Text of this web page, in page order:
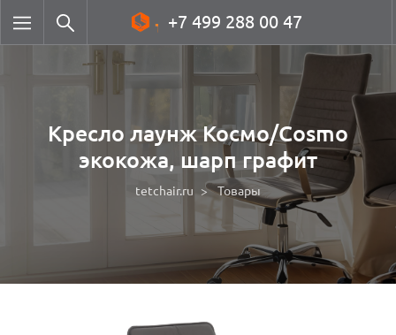
+7 499 288 00 47
Кресло лаунж Космо/Cosmo
экокожа, шарп графит
tetchair.ru Товары